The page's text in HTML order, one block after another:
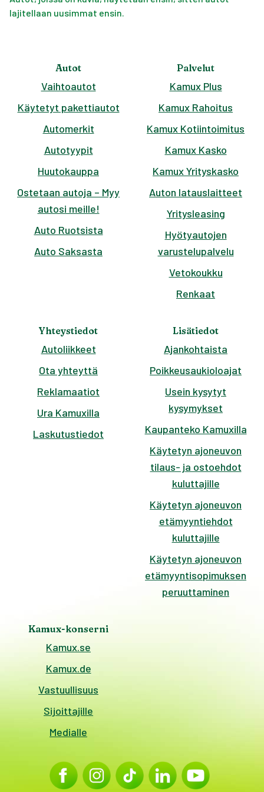
lajitellaan uusimmat ensin.
Autot
Vaihtoautot
Käytetyt pakettiautot
Automerkit
Autotyypit
Huutokauppa
Ostetaan autoja – Myy
autosi meille!
Auto Ruotsista
Auto Saksasta
Palvelut
Kamux Plus
Kamux Rahoitus
Kamux Kotiintoimitus
Kamux Kasko
Kamux Yrityskasko
Auton latauslaitteet
Yritysleasing
Hyötyautojen
varustelupalvelu
Vetokoukku
Renkaat
Yhteystiedot
Autoliikkeet
Ota yhteyttä
Reklamaatiot
Ura Kamuxilla
Laskutustiedot
Lisätiedot
Ajankohtaista
Poikkeusaukioloajat
Usein kysytyt
kysymykset
Kaupanteko Kamuxilla
Käytetyn ajoneuvon
tilaus- ja ostoehdot
kuluttajille
Käytetyn ajoneuvon
etämyyntiehdot
kuluttajille
Käytetyn ajoneuvon
etämyyntisopimuksen
peruuttaminen
Kamux-konserni
Kamux.se
Kamux.de
Vastuullisuus
Sijoittajille
Medialle